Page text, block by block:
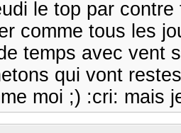
le top par
comme tous les
temps avec vent
qui vont
moi ;) :cri: mais